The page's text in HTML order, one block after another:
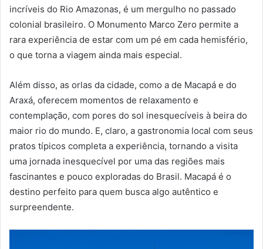
incríveis do Rio Amazonas, é um mergulho no passado
colonial brasileiro. O Monumento Marco Zero permite a
rara experiência de estar com um pé em cada hemisfério,
o que torna a viagem ainda mais especial.
Além disso, as orlas da cidade, como a de Macapá e do
Araxá, oferecem momentos de relaxamento e
contemplação, com pores do sol inesquecíveis à beira do
maior rio do mundo. E, claro, a gastronomia local com seus
pratos típicos completa a experiência, tornando a visita
uma jornada inesquecível por uma das regiões mais
fascinantes e pouco exploradas do Brasil. Macapá é o
destino perfeito para quem busca algo autêntico e
surpreendente.